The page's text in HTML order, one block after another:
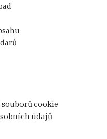
cookie
údajů